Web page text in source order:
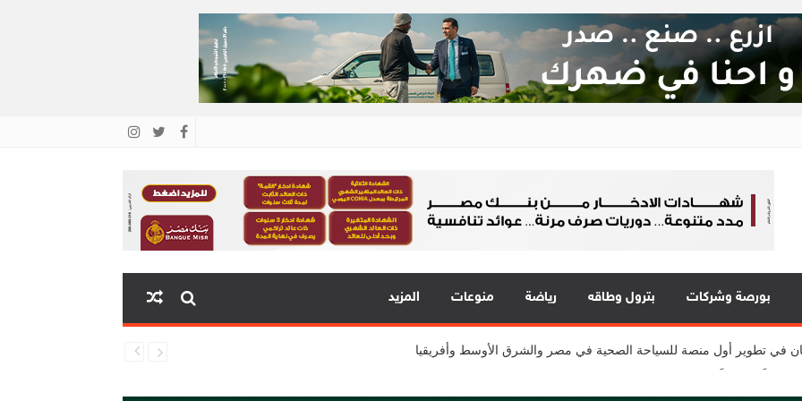
24
في قلب الحدث
بورصة وشركات بترول وطاقه رياضة منوعات المزيد
للشباب” ويقدم العديد من العروض المجانية دعمًا للشمول المالي تحت رعاية البنك المركزي